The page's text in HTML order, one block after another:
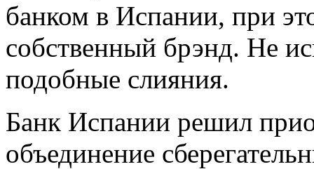
банком в Испании, при
собственный брэнд. Не
подобные слияния.
Банк Испании решил
объединение